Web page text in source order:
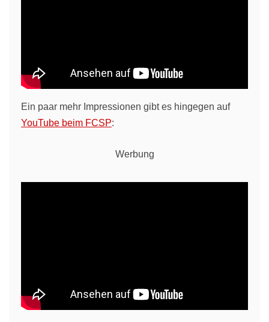
Ein paar mehr Impressionen gibt es hingegen auf
YouTube beim FCSP:
Werbung